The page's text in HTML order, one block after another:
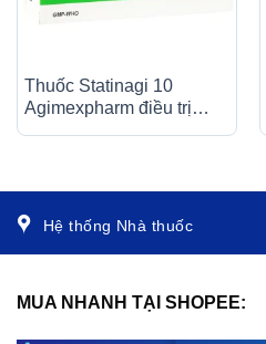
Thuốc Statinagi 10
Agimexpharm điều trị
Hệ thống Nhà thuốc
MUA NHANH TẠI SHOPEE: